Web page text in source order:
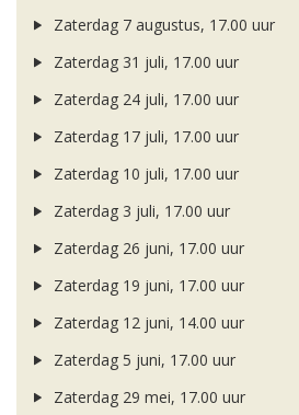
Zaterdag 7 augustus, 17.00 uur
Zaterdag 31 juli, 17.00 uur
Zaterdag 24 juli, 17.00 uur
Zaterdag 17 juli, 17.00 uur
Zaterdag 10 juli, 17.00 uur
Zaterdag 3 juli, 17.00 uur
Zaterdag 26 juni, 17.00 uur
Zaterdag 19 juni, 17.00 uur
Zaterdag 12 juni, 14.00 uur
Zaterdag 5 juni, 17.00 uur
Zaterdag 29 mei, 17.00 uur